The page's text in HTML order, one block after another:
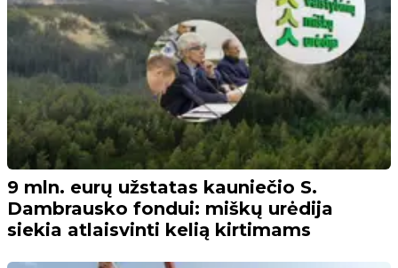
9 mln. eurų užstatas kauniečio S.
Dambrausko fondui: miškų urėdija
siekia atlaisvinti kelią kirtimams